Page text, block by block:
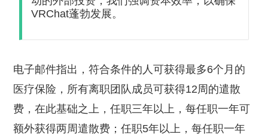
VRChat蓬勃发展。
电子邮件指出，符合条件的人可获得最多6个月的
医疗保险，所有离职团队成员可获得12周的遣散
费，在此基础之上，任职三年以上，每任职一年可
额外获得两周遣散费；任职5年以上，每任职一年